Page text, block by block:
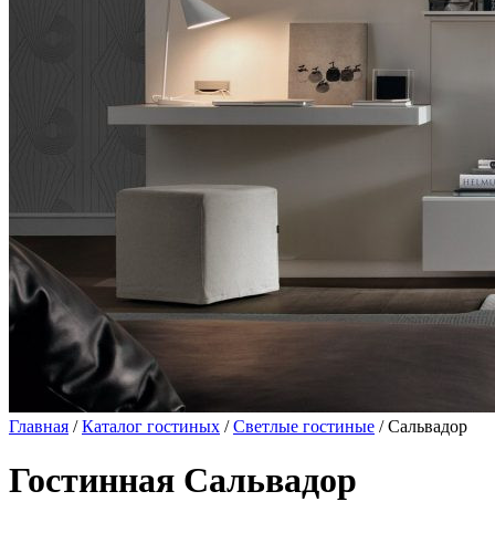
Главная /Каталог гостиных /Светлые гостиные / Сальвадор
Гостинная Сальвадор